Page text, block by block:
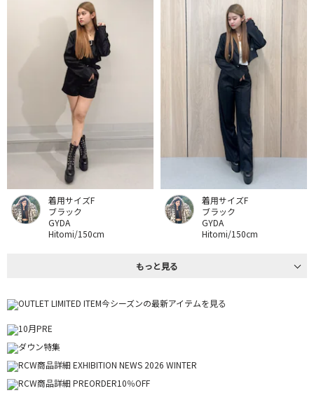
着用サイズF
ブラック
GYDA
Hitomi/150cm
着用サイズF
ブラック
GYDA
Hitomi/150cm
もっと見る